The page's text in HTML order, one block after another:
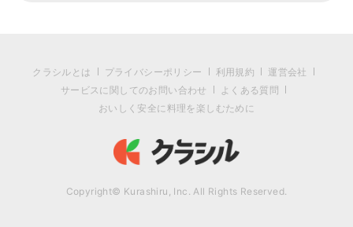
クラシルとは プライバシーポリシー 利用規約
運営会社
サービスに関してのお問い合わせ
よくある質問
おいしく安全に料理を楽しむために
Copyright© Kurashiru, Inc. All Rights Reserved.